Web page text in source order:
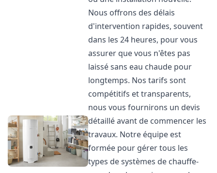
Nous offrons des délais
d'intervention rapides, souvent
dans les 24 heures, pour vous
assurer que vous n'êtes pas
laissé sans eau chaude pour
longtemps. Nos tarifs sont
compétitifs et transparents,
nous vous fournirons un devis
détaillé avant de commencer les
travaux. Notre équipe est
formée pour gérer tous les
types de systèmes de chauffe-